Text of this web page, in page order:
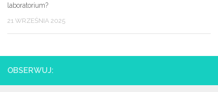
laboratorium?
21 WRZEŚNIA 2025
OBSERWUJ: